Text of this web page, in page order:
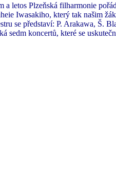
a letos Plzeňská filharmonie
Iwasakiho, který tak našim
se představí: P. Arakawa, Š.
sedm koncertů, které se